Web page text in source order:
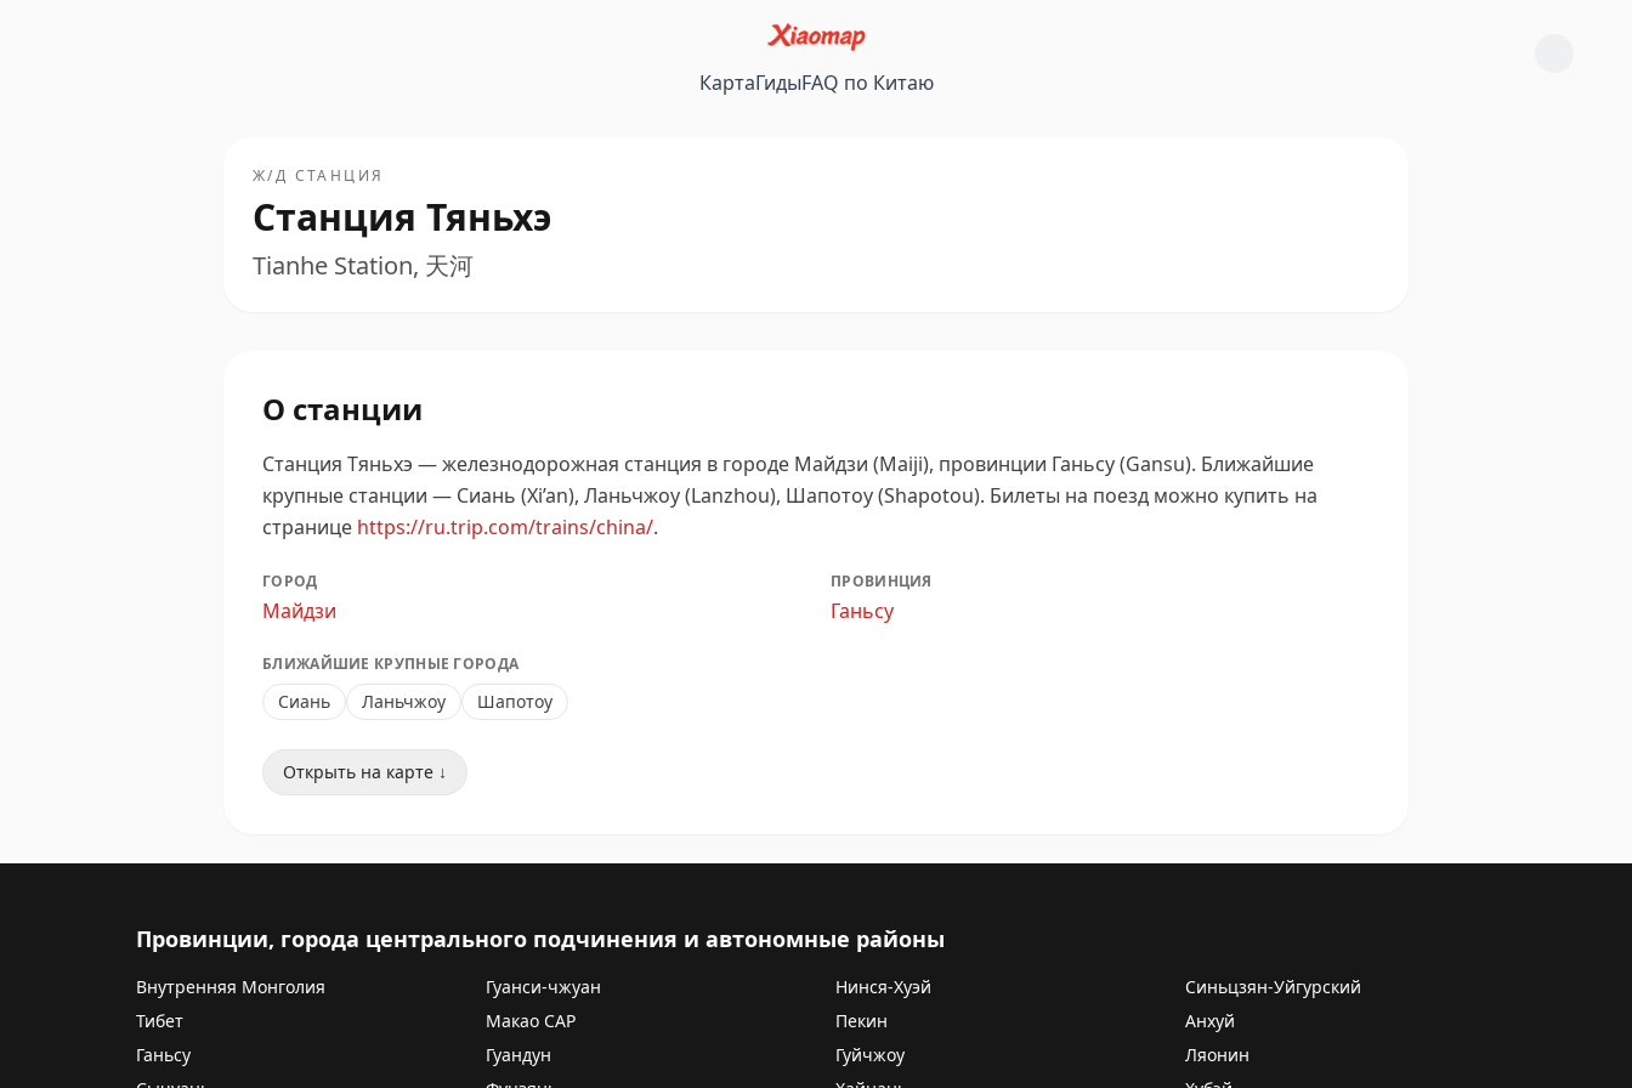
КартаГидыFAQ по Китаю
Ж/Д СТАНЦИЯ
Станция Тяньхэ
Tianhe Station, 天河
О станции
Станция Тяньхэ — железнодорожная станция в городе Майдзи (Maiji), провинции Ганьсу (Gansu). Ближайшие
крупные станции — Сиань (Xi’an), Ланьчжоу (Lanzhou), Шапотоу (Shapotou). Билеты на поезд можно купить на
странице https://ru.trip.com/trains/china/.
ГОРОД
Майдзи
ПРОВИНЦИЯ
Ганьсу
БЛИЖАЙШИЕ КРУПНЫЕ ГОРОДА
Сиань Ланьчжоу Шапотоу
Открыть на карте ↓
Провинции, города центрального подчинения и автономные районы
Внутренняя Монголия Гуанси-чжуан Нинся-Хуэй
Синьцзян-Уйгурский
Тибет
Макао САР Пекин
Анхуй
Ганьсу
Гуандун Гуйчжоу
Ляонин